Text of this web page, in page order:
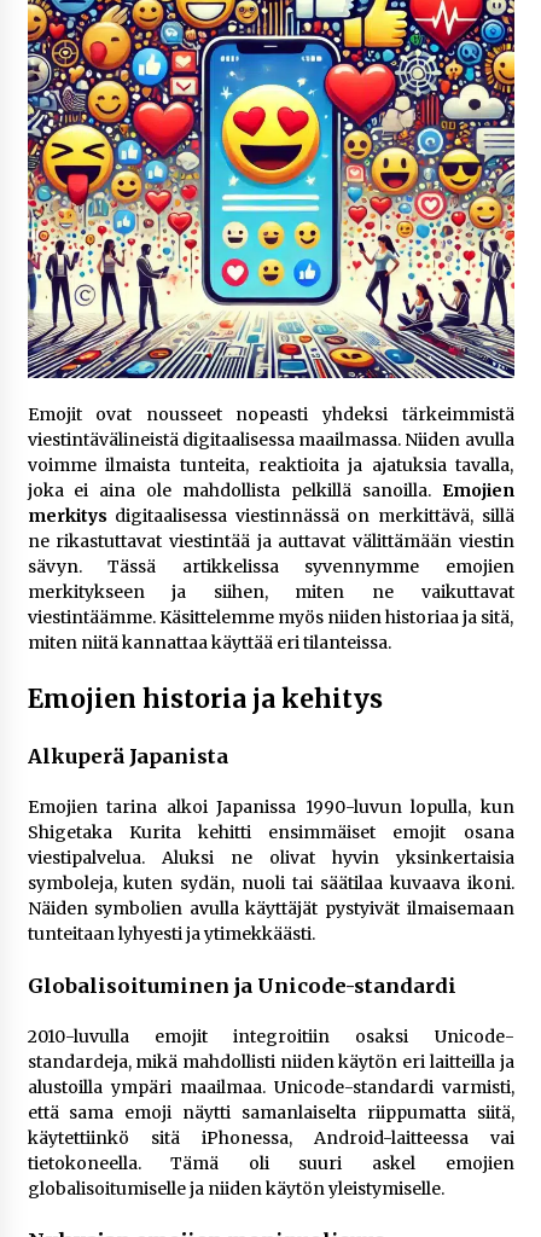
1 viikko sitten
Jaakko Selin puoliso Simo – pitkä
rakkaustarina, elämäntyö ja ura
1 viikko sitten
Näin pikakasinot nopeuttavat kotiutuksia
modernin maksuteknologian avulla
2 viikkoa sitten
Nina Rung – rikollisuuden tutkija ja väkivallan
ehkäisyn näkyvä ääni
2 viikkoa sitten
rikoshistoriaa
3 viikkoa sitten
Online-kasinoiden mobiilipelialustojen kehitys
– asiantuntijalausunto
3 viikkoa sitten
Uutisankkuri Jan Andersson vaimo – faktat ja
huhut
4 viikkoa sitten
10 euron talletuskasinot ja pikamaksut: mitä
suomalaisten pelaajien on hyvä tietää
4 viikkoa sitten
Emojit ovat nousseet nopeasti yhdeksi tärkeimmistä
viestintävälineistä digitaalisessa maailmassa. Niiden avulla
voimme ilmaista tunteita, reaktioita ja ajatuksia tavalla,
joka ei aina ole mahdollista pelkillä sanoilla. Emojien
merkitys digitaalisessa viestinnässä on merkittävä, sillä
ne rikastuttavat viestintää ja auttavat välittämään viestin
sävyn. Tässä artikkelissa syvennymme emojien
merkitykseen ja siihen, miten ne vaikuttavat
viestintäämme. Käsittelemme myös niiden historiaa ja sitä,
miten niitä kannattaa käyttää eri tilanteissa.
Emojien historia ja kehitys
Alkuperä Japanista
Emojien tarina alkoi Japanissa 1990-luvun lopulla, kun
Shigetaka Kurita kehitti ensimmäiset emojit osana
viestipalvelua. Aluksi ne olivat hyvin yksinkertaisia
symboleja, kuten sydän, nuoli tai säätilaa kuvaava ikoni.
Näiden symbolien avulla käyttäjät pystyivät ilmaisemaan
tunteitaan lyhyesti ja ytimekkäästi​.
Globalisoituminen ja Unicode-standardi
2010-luvulla emojit integroitiin osaksi Unicode-
standardeja, mikä mahdollisti niiden käytön eri laitteilla ja
alustoilla ympäri maailmaa. Unicode-standardi varmisti,
että sama emoji näytti samanlaiselta riippumatta siitä,
käytettiinkö sitä iPhonessa, Android-laitteessa vai
tietokoneella. Tämä oli suuri askel emojien
globalisoitumiselle ja niiden käytön yleistymiselle​.